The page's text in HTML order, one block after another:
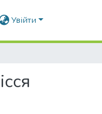
Увійти